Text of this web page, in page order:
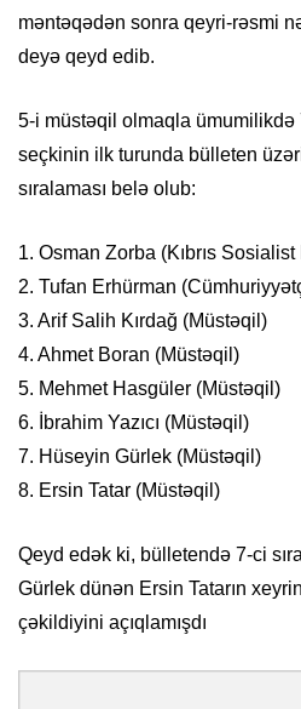
məntəqədən sonra qeyri-rəsmi
deyə qeyd edib.
5-i müstəqil olmaqla ümumilikdə
seçkinin ilk turunda bülleten
sıralaması belə olub:
1. Osman Zorba (Kıbrıs Sosialist
2. Tufan Erhürman
3. Arif Salih Kırdağ (Müstəqil)
4. Ahmet Boran (Müstəqil)
5. Mehmet Hasgüler (Müstəqil)
6. İbrahim Yazıcı (Müstəqil)
7. Hüseyin Gürlek (Müstəqil)
8. Ersin Tatar (Müstəqil)
Qeyd edək ki, bülletendə 7-ci
Gürlek dünən Ersin Tatarın
çəkildiyini açıqlamışdı